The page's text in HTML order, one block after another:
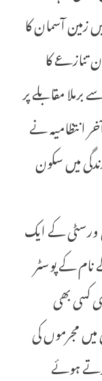
آسمان کا
تنازعے کا
مقابلے پر
انتظامیہ نے
میں سکون
ورسٹی کے ایک
کے پوسٹر
کسی بھی
مجرموں کی
ہوئے